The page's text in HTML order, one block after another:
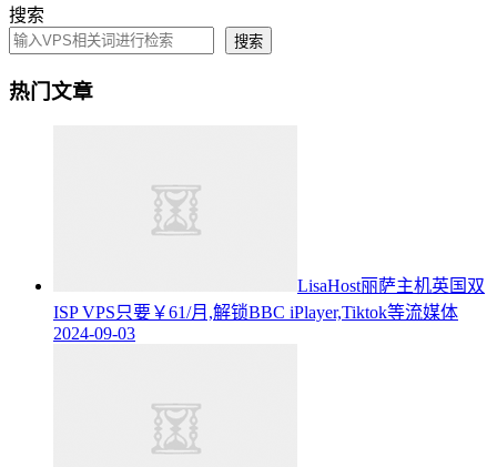
搜索
搜索
热门文章
LisaHost丽萨主机英国双
ISP VPS只要￥61/月,解锁BBC iPlayer,Tiktok等流媒体
2024-09-03